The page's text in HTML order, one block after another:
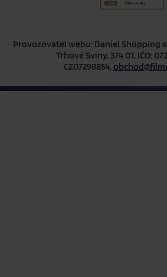
Provozovatel webu: Daniel Shopping
Trhové Sviny, 374 01, IČO:
CZ07298854,